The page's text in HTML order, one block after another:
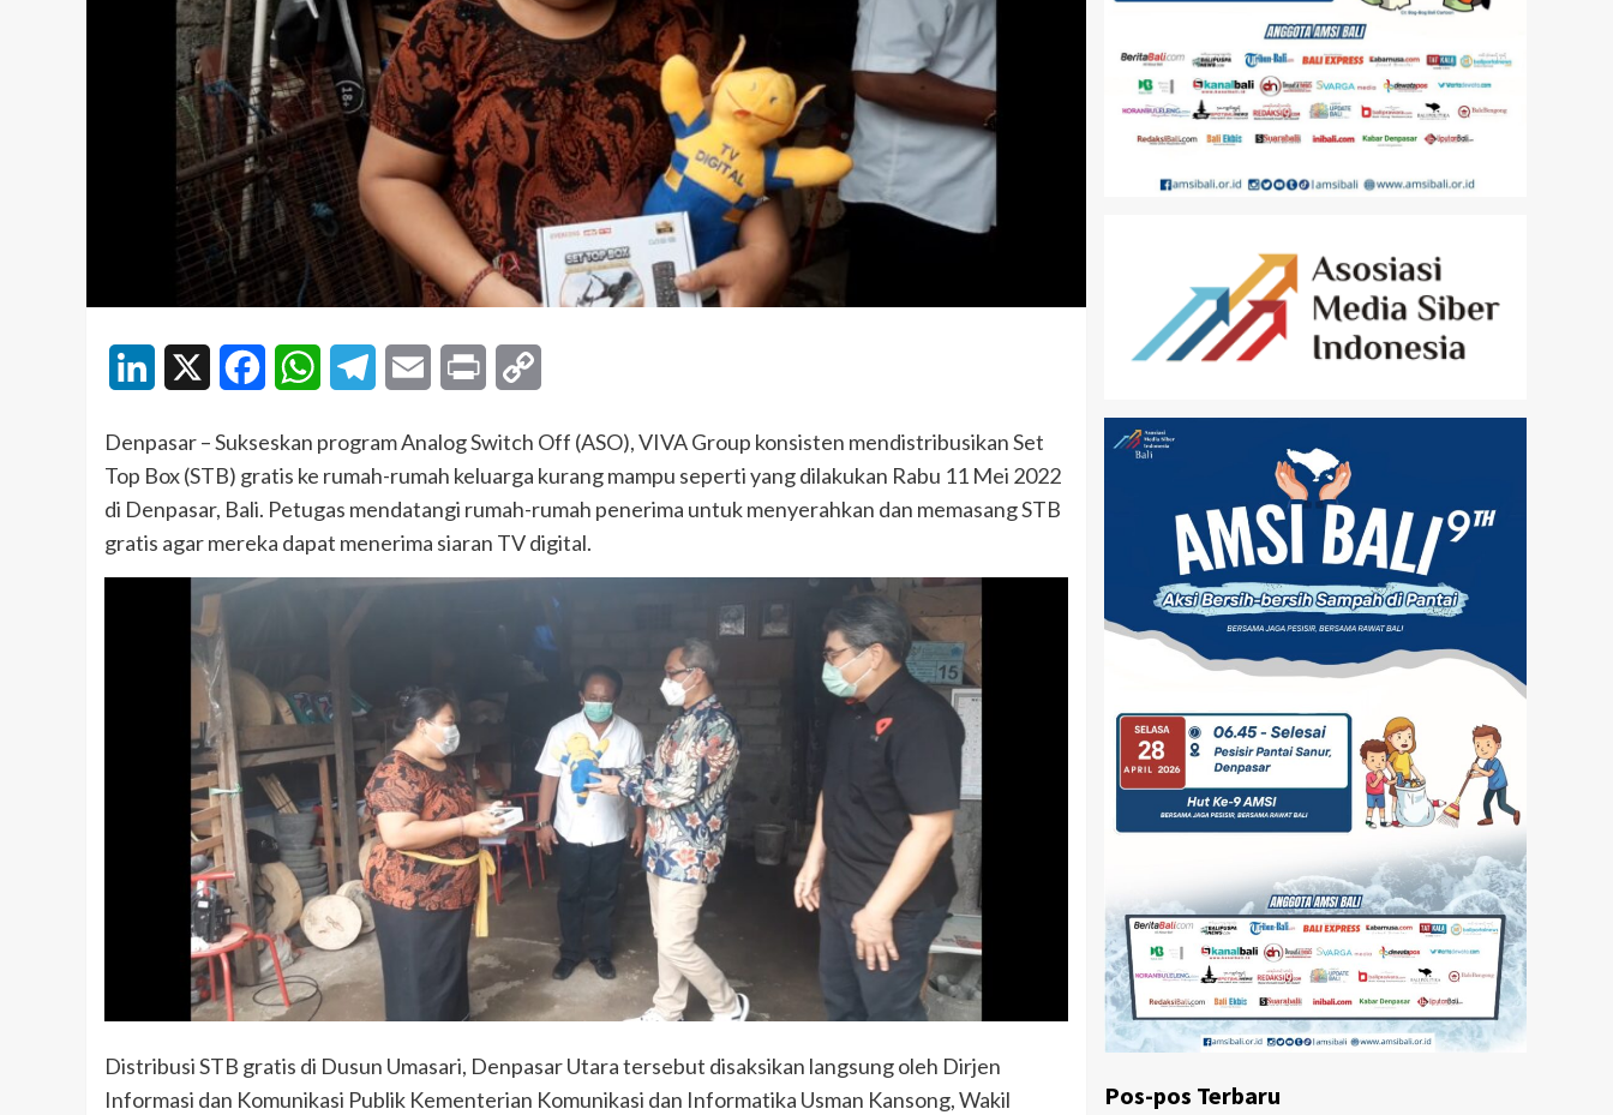
LinkedIn FacebookWhatsAppTelegramEmail Print
Denpasar – Sukseskan program Analog Switch Off (ASO), VIVA Group konsisten mendistribusikan Set
Top Box (STB) gratis ke rumah-rumah keluarga kurang mampu seperti yang dilakukan Rabu 11 Mei 2022
di Denpasar, Bali. Petugas mendatangi rumah-rumah penerima untuk menyerahkan dan memasang STB
gratis agar mereka dapat menerima siaran TV digital.
Distribusi STB gratis di Dusun Umasari, Denpasar Utara tersebut disaksikan langsung oleh Dirjen
Informasi dan Komunikasi Publik Kementerian Komunikasi dan Informatika Usman Kansong, Wakil
Pos-pos Terbaru